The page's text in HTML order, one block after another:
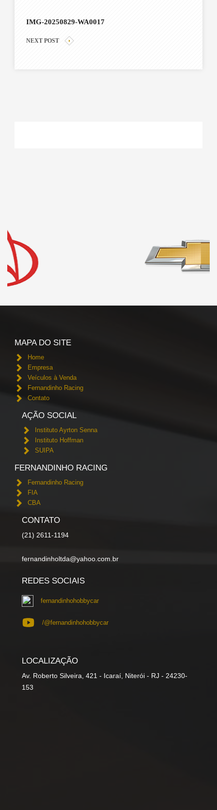
IMG-20250829-WA0017
NEXT POST
MAPA DO SITE
Home
Empresa
Veículos à Venda
Fernandinho Racing
Contato
AÇÃO SOCIAL
Instituto Ayrton Senna
Instituto Hoffman
SUIPA
FERNANDINHO RACING
Fernandinho Racing
FIA
CBA
CONTATO
(21) 2611-1194
fernandinholtda@yahoo.com.br
REDES SOCIAIS
fernandinhohobbycar
/@fernandinhohobbycar
LOCALIZAÇÃO
Av. Roberto Silveira, 421 - Icaraí, Niterói - RJ - 24230-
153